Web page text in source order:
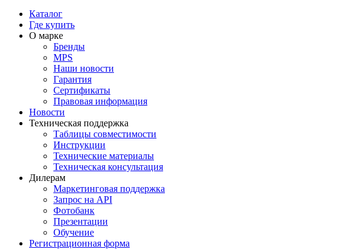
Каталог
Где купить
О марке
Бренды
MPS
Наши новости
Гарантия
Сертификаты
Правовая информация
Новости
Техническая поддержка
Таблицы совместимости
Инструкции
Технические материалы
Техническая консультация
Дилерам
Маркетинговая поддержка
Запрос на API
Фотобанк
Презентации
Обучение
Регистрационная форма